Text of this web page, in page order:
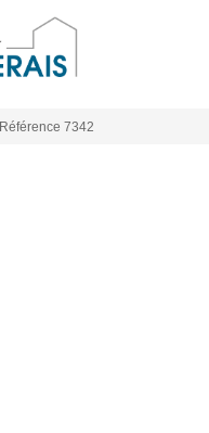
Référence 7342